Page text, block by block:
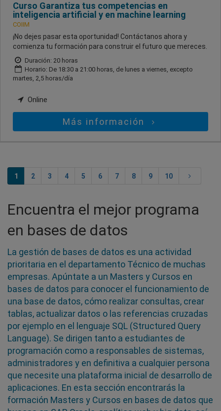
Curso Garantiza tus competencias en
inteligencia artificial y en machine learning
COIIM
¡No dejes pasar esta oportunidad! Contáctanos ahora y
comienza tu formación para construir el futuro que mereces.
Duración: 20 horas
Horario: De 18:30 a 21:00 horas, de lunes a viernes, excepto
martes, 2,5 horas/día
Online
Más información
1 2 3 4 5 6 7 8 9 10
Encuentra el mejor programa
en bases de datos
La gestión de bases de datos es una actividad
prioritaria en el departamento Técnico de muchas
empresas. Apúntate a un Masters y Cursos en
bases de datos para conocer el funcionamiento de
una base de datos, cómo realizar consultas, crear
tablas, actualizar datos o las referencias cruzadas
por ejemplo en el lenguaje SQL (Structured Query
Language). Se dirigen tanto a estudiantes de
programación como a responsables de sistemas,
administradores y en definitiva a cualquier persona
que necesite una plataforma inicial de desarrollo de
aplicaciones. En esta sección encontrarás la
formación Masters y Cursos en bases de datos que